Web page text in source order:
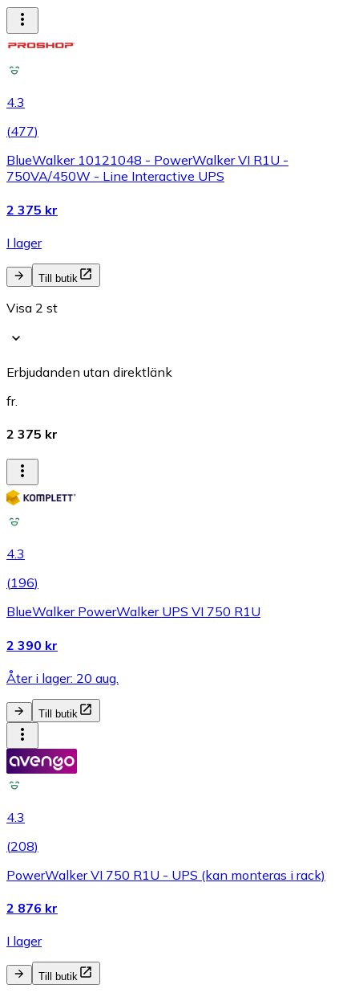
4.3
(477)
BlueWalker 10121048 - PowerWalker VI R1U -
750VA/450W - Line Interactive UPS
2 375 kr
I lager
Till butik
Visa 2 st
Erbjudanden utan direktlänk
fr.
2 375 kr
4.3
(196)
BlueWalker PowerWalker UPS VI 750 R1U
2 390 kr
Åter i lager: 20 aug.
Till butik
4.3
(208)
PowerWalker VI 750 R1U - UPS (kan monteras i rack)
2 876 kr
I lager
Till butik